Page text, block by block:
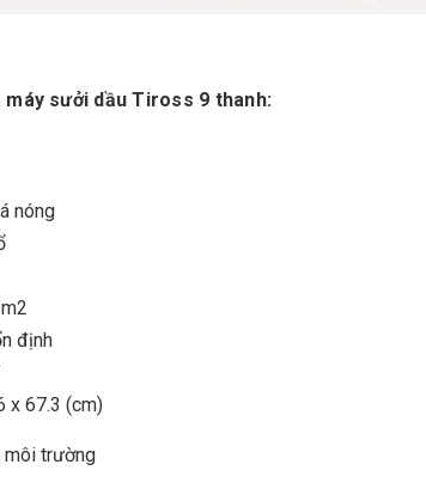
sưởi dầu Tiross 9 thanh:
nóng
định
x 67.3 (cm)
môi trường